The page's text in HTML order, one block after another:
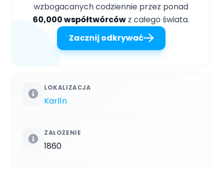
wzbogacanych codziennie przez ponad
60,000 współtwórców z całego świata.
Zacznij odkrywać
LOKALIZACJA
Karlín
ZAŁOŻENIE
1860